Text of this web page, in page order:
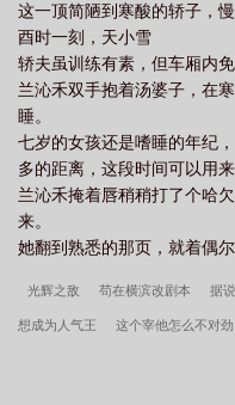
这一顶简陋到寒酸的轿子，
酉时一刻，天小雪
轿夫虽训练有素，但车厢内免
兰沁禾双手抱着汤婆子，在
睡。
七岁的女孩还是嗜睡的年纪
多的距离，这段时间可以用来
兰沁禾掩着唇稍稍打了个哈
来。
她翻到熟悉的那页，就着偶尔
光辉之敌 苟在横滨改剧本 据
想成为人气王 这个宰他怎么不对劲